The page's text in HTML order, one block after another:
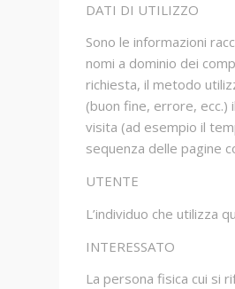
DATI DI UTILIZZO
Sono le informazioni
nomi a dominio dei
richiesta, il metodo
(buon fine, errore,
visita (ad esempio il
sequenza delle pagine
UTENTE
L’individuo che utilizza
INTERESSATO
La persona fisica cui si